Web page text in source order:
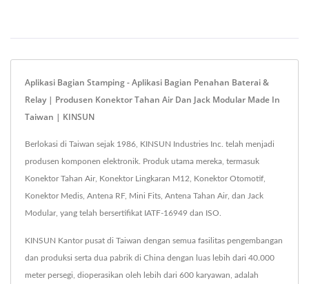
Aplikasi Bagian Stamping - Aplikasi Bagian Penahan Baterai &
Relay | Produsen Konektor Tahan Air Dan Jack Modular Made In
Taiwan | KINSUN
Berlokasi di Taiwan sejak 1986, KINSUN Industries Inc. telah menjadi
produsen komponen elektronik. Produk utama mereka, termasuk
Konektor Tahan Air, Konektor Lingkaran M12, Konektor Otomotif,
Konektor Medis, Antena RF, Mini Fits, Antena Tahan Air, dan Jack
Modular, yang telah bersertifikat IATF-16949 dan ISO.
KINSUN Kantor pusat di Taiwan dengan semua fasilitas pengembangan
dan produksi serta dua pabrik di China dengan luas lebih dari 40.000
meter persegi, dioperasikan oleh lebih dari 600 karyawan, adalah